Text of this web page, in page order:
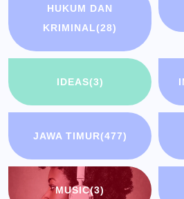
HUKUM DAN
KRIMINAL(28)
IDEAS(3)
JAWA TIMUR(477)
MUSIC(3)